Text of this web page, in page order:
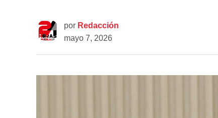
por Redacción
mayo 7, 2026